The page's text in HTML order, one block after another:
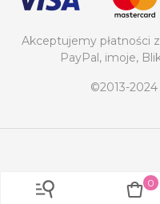
0
Akceptujemy płatności
PayPal, imoje,
©2013-2024